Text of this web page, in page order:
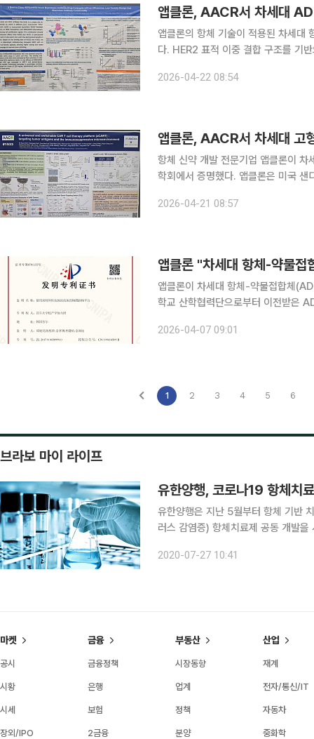
앱클론의 항체 기술이 적용된 차세대
다. HER2 표적 이중 결합 구조를 기
파트너사 헨리우스가 ‘미국암연구학
2026-04-22 08:54
앱클론, AACR서 차세대 고
항체 신약 개발 전문기업 앱클론이 차
학회에서 증명했다. 앱클론은 미국 샌디에이고에서 열리고 있는 ‘미국암연구학회(AACR) 2026’에
타깃 이중항체 신약 후보물질
2026-04-21 08:57
앱클론 "차세대 항체-약물접
앱클론이 차세대 항체-약물접합체(ADC) 결
학교 산학협력단으로부터 이전받은
번 특허는 특정 암세포 표적 항원과
2026-04-07 09:01
1 2 3 4 5 6
브라보 마이 라이프
유한양행, 코로나19 항체치
유한양행은 지난 5월부터 항체 기반
러스 감염증) 항체치료제 공동 개발
차단하는 초기 항체 후보물질 20종을
2020-07-27 10:41
마켓
공시
시황
시세
장외/IPO
금융
금융정책
은행
보험
2금융
부동산
시장동향
업계
정책
분양
산업
재계
전자/통신/IT
자동차
중화학